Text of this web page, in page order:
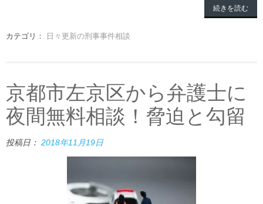
続きを読む
カテゴリ： 日々更新の刑事事件相談
京都市左京区から弁護士に
夜間無料相談！脅迫と勾留
投稿日： 2018年11月19日